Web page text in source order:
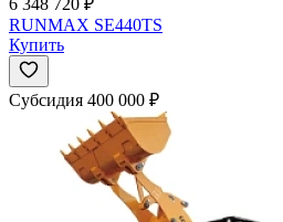
6 348 720 ₽
RUNMAX SE440TS
Купить
Субсидия 400 000 ₽